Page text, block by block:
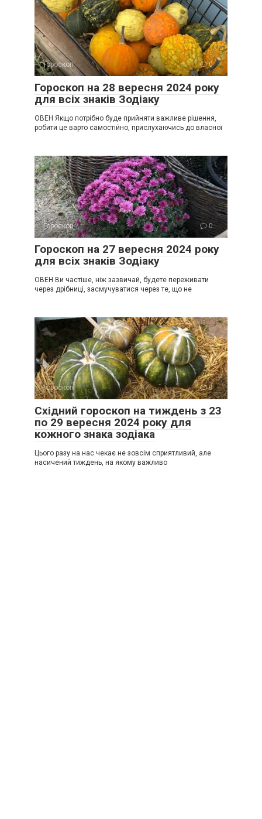
Гороскоп 0
Гороскоп на 28 вересня 2024 року
для всіх знаків Зодіаку
ОВЕН Якщо потрібно буде прийняти важливе рішення,
робити це варто самостійно, прислухаючись до власної
Гороскоп 0
Гороскоп на 27 вересня 2024 року
для всіх знаків Зодіаку
ОВЕН Ви частіше, ніж зазвичай, будете переживати
через дрібниці, засмучуватися через те, що не
Гороскоп 0
Східний гороскоп на тиждень з 23
по 29 вересня 2024 року для
кожного знака зодіака
Цього разу на нас чекає не зовсім сприятливий, але
насичений тиждень, на якому важливо